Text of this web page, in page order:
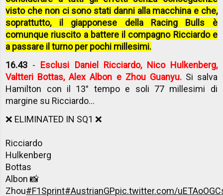
visto che non ci sono stati danni alla macchina e che,
soprattutto, il giapponese della Racing Bulls è
comunque riuscito a battere il compagno Ricciardo e
a passare il turno per pochi millesimi.
16.43 - Esclusi Daniel Ricciardo, Nico Hulkenberg,
Valtteri Bottas, Alex Albon e Zhou Guanyu.Si salva
Hamilton con il 13° tempo e soli 77 millesimi di
margine su Ricciardo...
❌ ELIMINATED IN SQ1 ❌
Ricciardo
Hulkenberg
Bottas
Albon 📸
Zhou#F1Sprint#AustrianGPpic.twitter.com/